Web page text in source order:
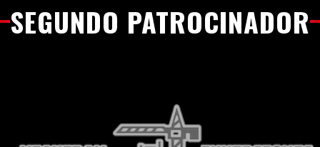
SEGUNDO PATROCINADOR